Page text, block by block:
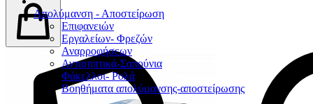
Απολύμανση - Αποστείρωση
Επιφανειών
Εργαλείων- Φρεζών
Αναρροφήσεων
Αντισηπτικά-Σαπούνια
Φάκελλοι- Ρολά
Βοηθήματα απολύμανσης-αποστείρωσης